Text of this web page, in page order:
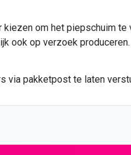
om het piepschuim te
ook op verzoek produceren.
via pakketpost te laten